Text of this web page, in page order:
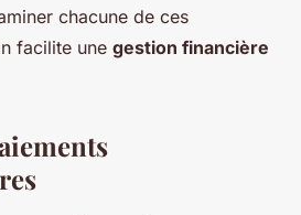
chacune de ces
facilite une gestion financière